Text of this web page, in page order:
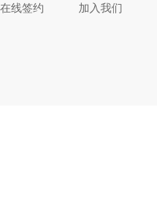
在线签约
加入我们